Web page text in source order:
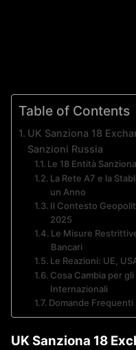
Table of Contents
UK Sanziona 18
Sanzioni Russia
Le 18 Entità
La Rete A7 e la
un Anno
Il Contesto
2025
Le Misure
Bancari
Le Reazioni: UE,
Cosa Cambia per
Internazionali
Domande
UK Sanziona 18